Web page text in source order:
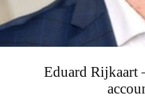
Eduard Rijkaart